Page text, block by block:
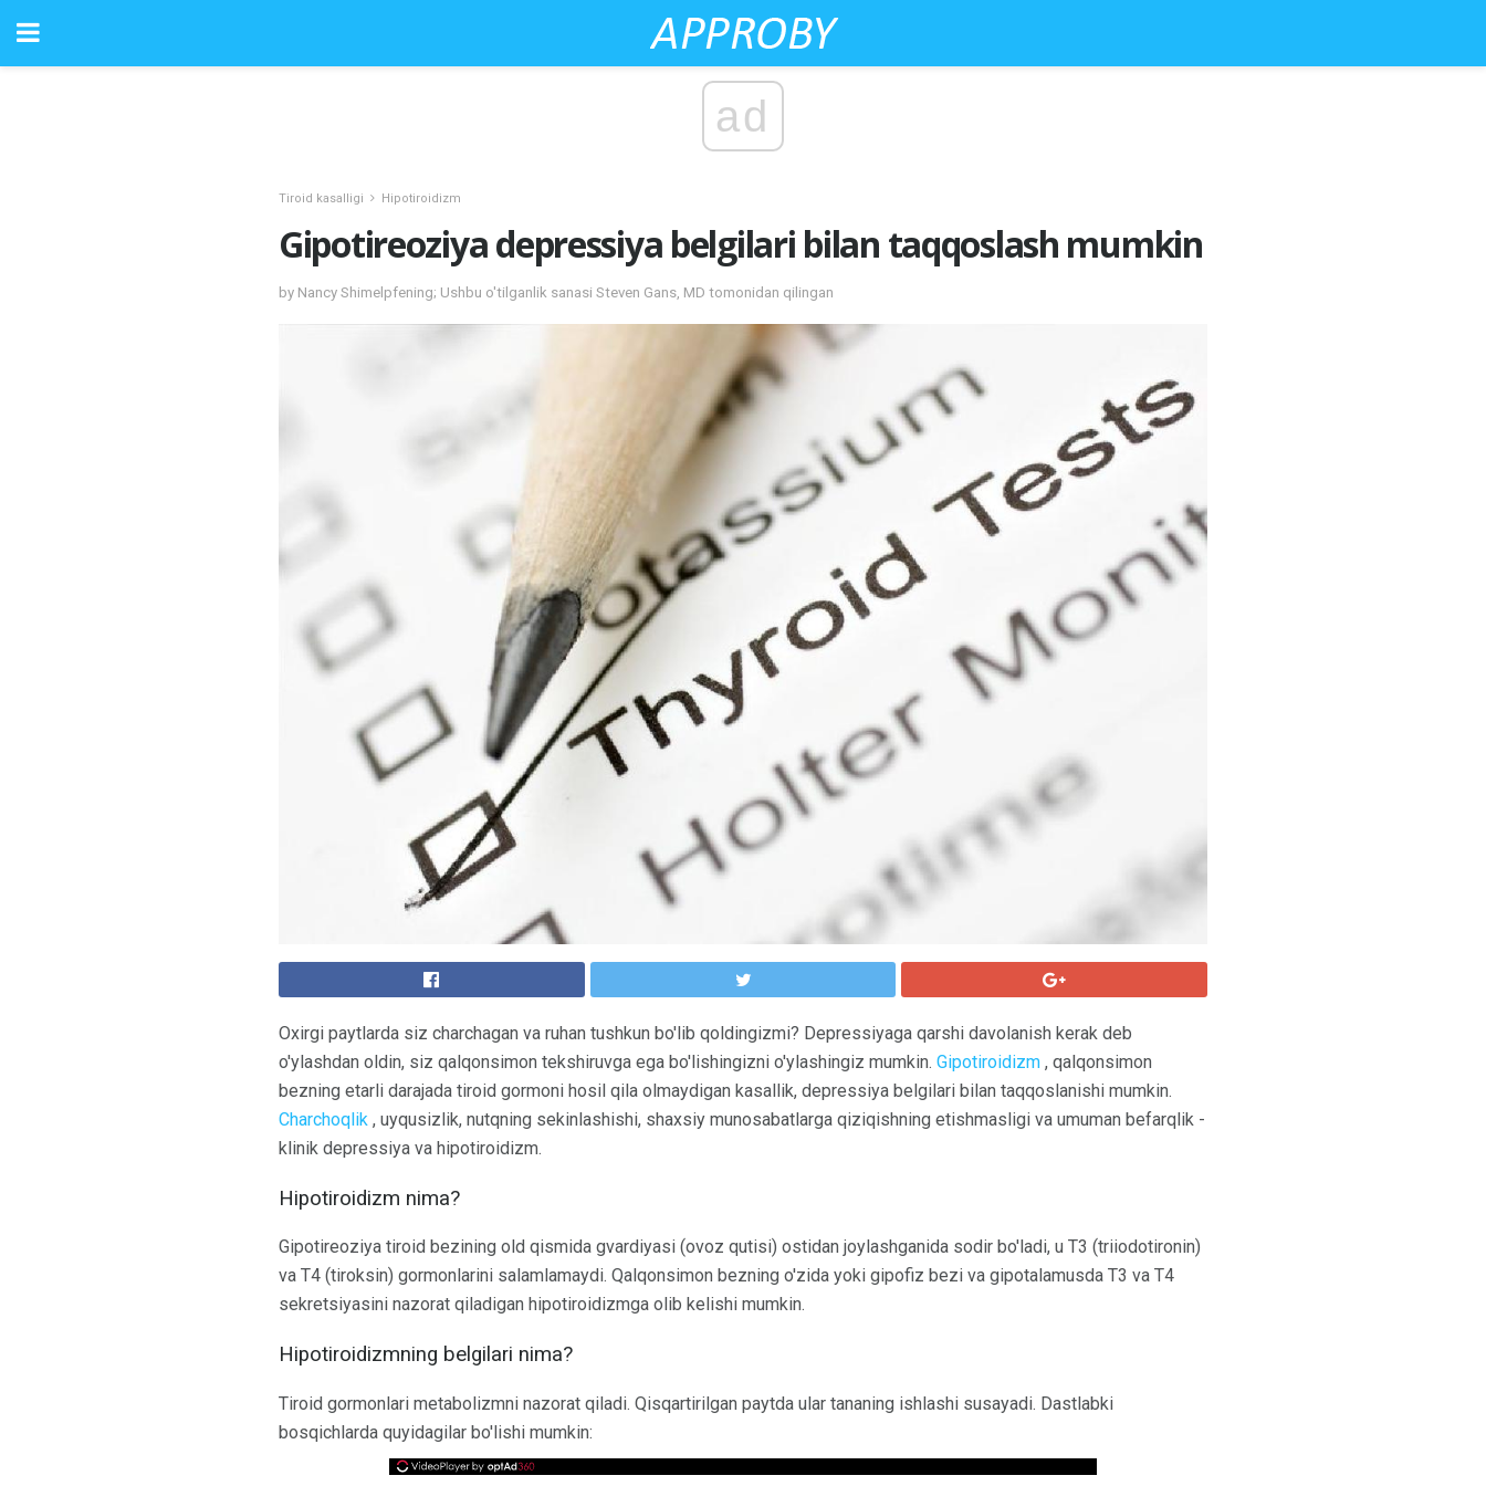
ad
Tiroid kasalligi Hipotiroidizm
Gipotireoziya depressiya belgilari bilan taqqoslash mumkin
by Nancy Shimelpfening; Ushbu o'tilganlik sanasi Steven Gans, MD tomonidan qilingan
Oxirgi paytlarda siz charchagan va ruhan tushkun bo'lib qoldingizmi? Depressiyaga qarshi davolanish kerak deb
o'ylashdan oldin, siz qalqonsimon tekshiruvga ega bo'lishingizni o'ylashingiz mumkin. Gipotiroidizm , qalqonsimon
bezning etarli darajada tiroid gormoni hosil qila olmaydigan kasallik, depressiya belgilari bilan taqqoslanishi mumkin.
Charchoqlik , uyqusizlik, nutqning sekinlashishi, shaxsiy munosabatlarga qiziqishning etishmasligi va umuman befarqlik -
klinik depressiya va hipotiroidizm.
Hipotiroidizm nima?
Gipotireoziya tiroid bezining old qismida gvardiyasi (ovoz qutisi) ostidan joylashganida sodir bo'ladi, u T3 (triiodotironin)
va T4 (tiroksin) gormonlarini salamlamaydi. Qalqonsimon bezning o'zida yoki gipofiz bezi va gipotalamusda T3 va T4
sekretsiyasini nazorat qiladigan hipotiroidizmga olib kelishi mumkin.
Hipotiroidizmning belgilari nima?
Tiroid gormonlari metabolizmni nazorat qiladi. Qisqartirilgan paytda ular tananing ishlashi susayadi. Dastlabki
bosqichlarda quyidagilar bo'lishi mumkin: